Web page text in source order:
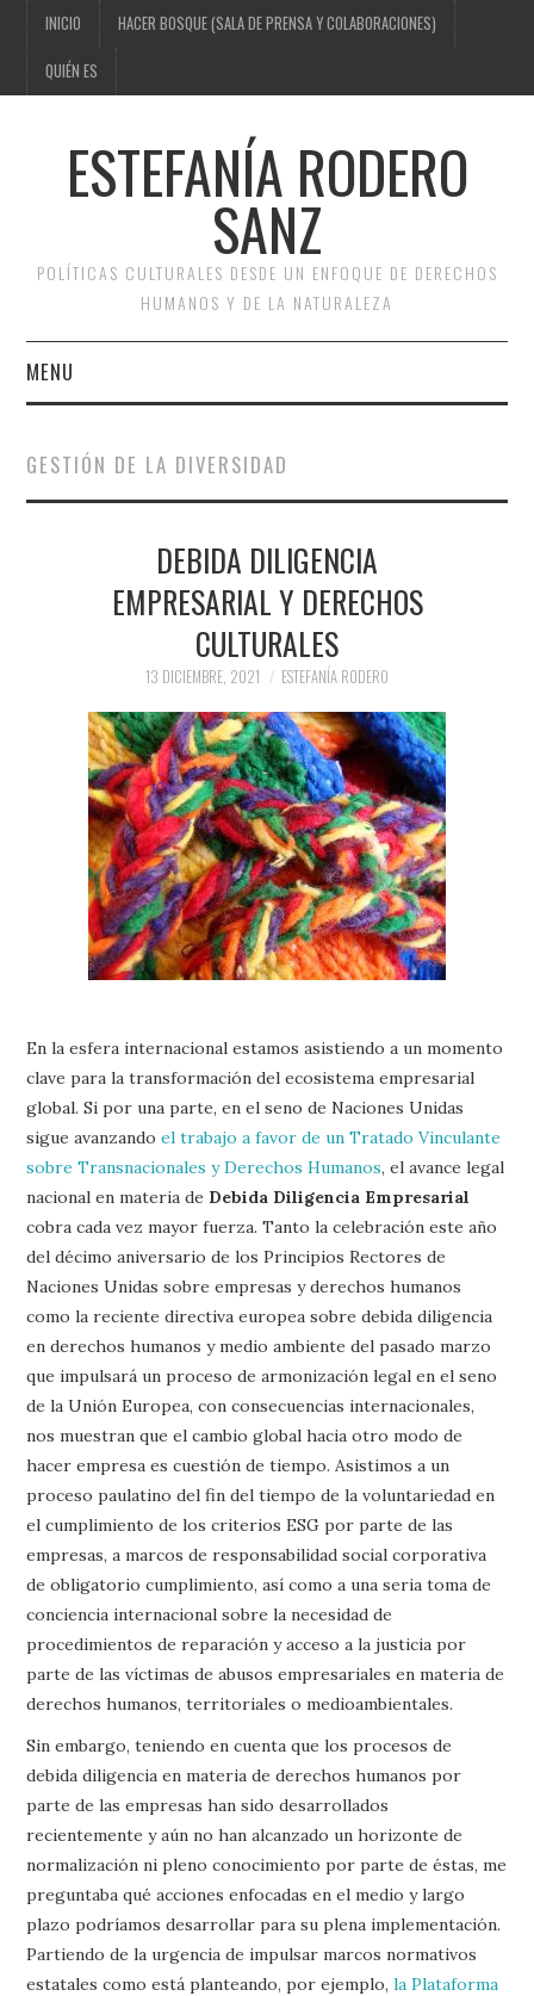
INICIO HACER BOSQUE (SALA DE PRENSA Y COLABORACIONES)
QUIÉN ES
ESTEFANÍA RODERO
SANZ
POLÍTICAS CULTURALES DESDE UN ENFOQUE DE DERECHOS
HUMANOS Y DE LA NATURALEZA
MENU
HACER BOSQUE (SALA DE
COLABORACIONES)
GESTIÓN DE LA DIVERSIDAD
DEBIDA DILIGENCIA
EMPRESARIAL Y DERECHOS
CULTURALES
13 DICIEMBRE, 2021 ESTEFANÍA RODERO
En la esfera internacional estamos asistiendo a un momento
clave para la transformación del ecosistema empresarial
global. Si por una parte, en el seno de Naciones Unidas
sigue avanzandoel trabajo a favor de un Tratado Vinculante
sobre Transnacionales y Derechos Humanos, el avance legal
nacional en materia de Debida Diligencia Empresarial
cobra cada vez mayor fuerza. Tanto la celebración este año
del décimo aniversario de los Principios Rectores de
Naciones Unidas sobre empresas y derechos humanos
como la reciente directiva europea sobre debida diligencia
en derechos humanos y medio ambiente del pasado marzo
que impulsará un proceso de armonización legal en el seno
de la Unión Europea, con consecuencias internacionales,
nos muestran que el cambio global hacia otro modo de
hacer empresa es cuestión de tiempo. Asistimos a un
proceso paulatino del fin del tiempo de la voluntariedad en
el cumplimiento de los criterios ESG por parte de las
empresas, a marcos de responsabilidad social corporativa
de obligatorio cumplimiento, así como a una seria toma de
conciencia internacional sobre la necesidad de
procedimientos de reparación y acceso a la justicia por
parte de las víctimas de abusos empresariales en materia de
derechos humanos, territoriales o medioambientales.
Sin embargo, teniendo en cuenta que los procesos de
debida diligencia en materia de derechos humanos por
parte de las empresas han sido desarrollados
recientemente y aún no han alcanzado un horizonte de
normalización ni pleno conocimiento por parte de éstas, me
preguntaba qué acciones enfocadas en el medio y largo
plazo podríamos desarrollar para su plena implementación.
Partiendo de la urgencia de impulsar marcos normativos
estatales como está planteando, por ejemplo,la Plataforma